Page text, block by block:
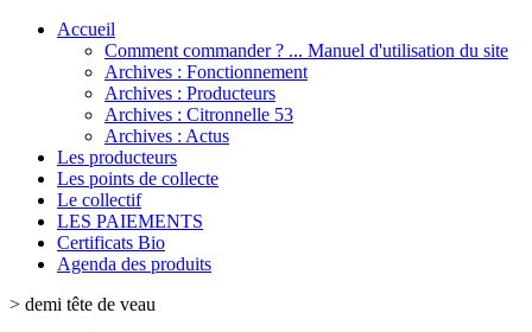
Accueil
Comment commander ? ... Manuel d'utilisation du site
Archives : Fonctionnement
Archives : Producteurs
Archives : Citronnelle 53
Archives : Actus
Les producteurs
Les points de collecte
Le collectif
LES PAIEMENTS
Certificats Bio
Agenda des produits
> demi tête de veau